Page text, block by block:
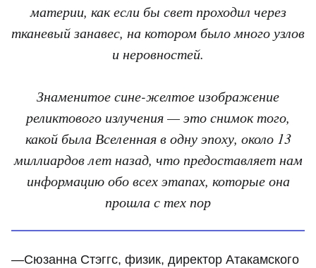
материи, как если бы свет проходил через
тканевый занавес, на котором было много узлов
и неровностей.
Знаменитое сине-желтое изображение
реликтового излучения — это снимок того,
какой была Вселенная в одну эпоху, около 13
миллиардов лет назад, что предоставляет нам
информацию обо всех этапах, которые она
прошла с тех пор
—Сюзанна Стэггс, физик, директор Атакамского